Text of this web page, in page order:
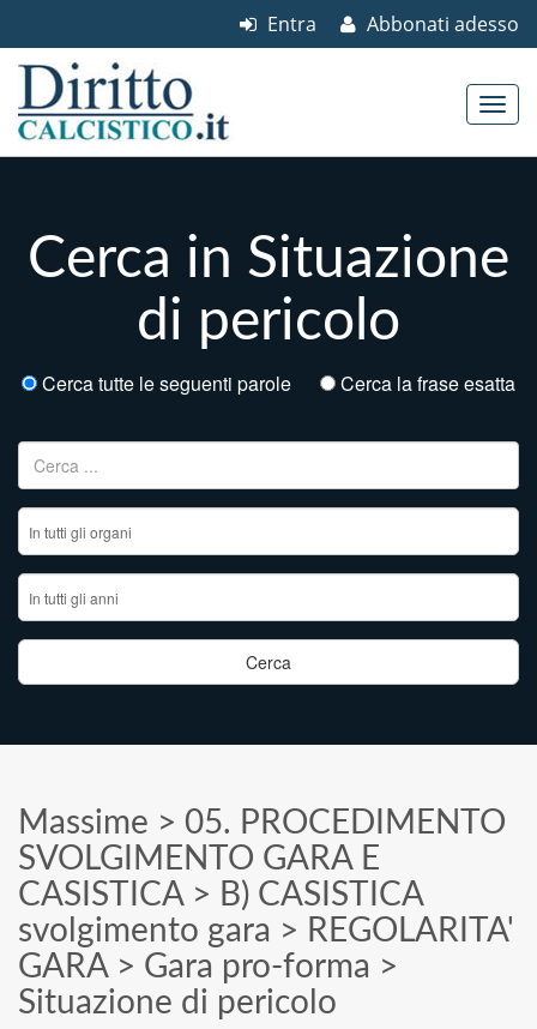
Abbonati adesso
Entra
Cerca in Situazione
di pericolo
Cerca tutte le seguenti parole Cerca la frase esatta
Ricerca per:
Massime > 05. PROCEDIMENTO
SVOLGIMENTO GARA E
CASISTICA> B) CASISTICA
svolgimento gara > REGOLARITA'
GARA> Gara pro-forma >
Situazione di pericolo